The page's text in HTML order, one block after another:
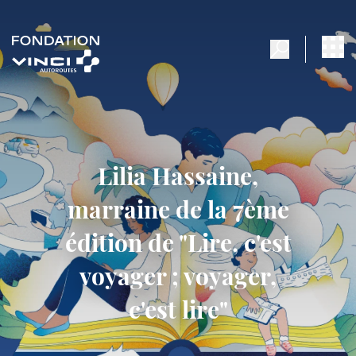
Lilia Hassaine,
marraine de la 7ème
édition de "Lire, c'est
voyager ; voyager,
c'est lire"